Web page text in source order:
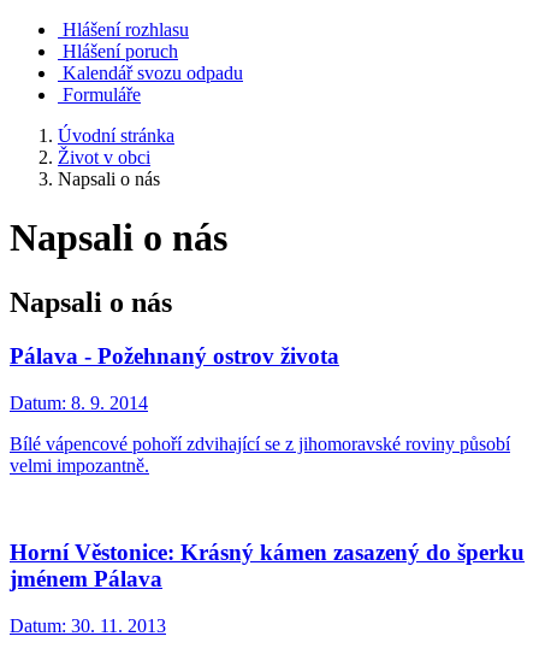
Hlášení rozhlasu
Hlášení poruch
Kalendář svozu odpadu
Formuláře
Úvodní stránka
Život v obci
Napsali o nás
Napsali o nás
Napsali o nás
Pálava - Požehnaný ostrov života
Datum: 8. 9. 2014
Bílé vápencové pohoří zdvihající se z jihomoravské roviny působí
velmi impozantně.
Horní Věstonice: Krásný kámen zasazený do šperku
jménem Pálava
Datum: 30. 11. 2013